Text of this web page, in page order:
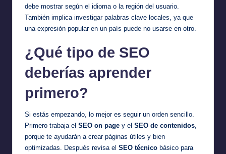
debe mostrar según el idioma o la región del usuario.
También implica investigar palabras clave locales, ya que
una expresión popular en un país puede no usarse en otro.
¿Qué tipo de SEO
deberías aprender
primero?
Si estás empezando, lo mejor es seguir un orden sencillo.
Primero trabaja el SEO on page y el SEO de contenidos,
porque te ayudarán a crear páginas útiles y bien
optimizadas. Después revisa el SEO técnico básico para